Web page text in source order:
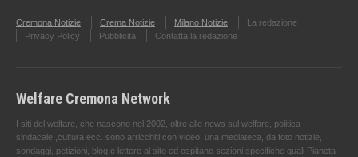
Cremona Notizie Crema Notizie Milano Notizie
La redazione
Privacy Policy
Pubblicità Contatta la redazione
Welfare Cremona Network
I siti del welfare, che nascono nel 2002, oltre alle news sul welfare, politica ,
sindacale ,cultura ecc. sono arricchiti con video, una mediateca, da foto notizie,
sondaggi, petizioni, blog e lettere al sito ed ospitano sezioni specifiche quali Pianeta